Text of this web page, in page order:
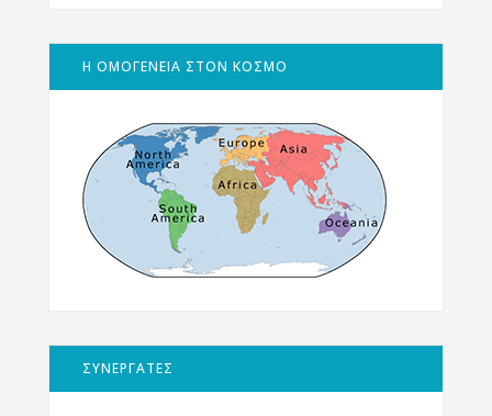
Η ΟΜΟΓΕΝΕΙΑ ΣΤΟΝ ΚΟΣΜΟ
ΣΥΝΕΡΓΑΤΕΣ